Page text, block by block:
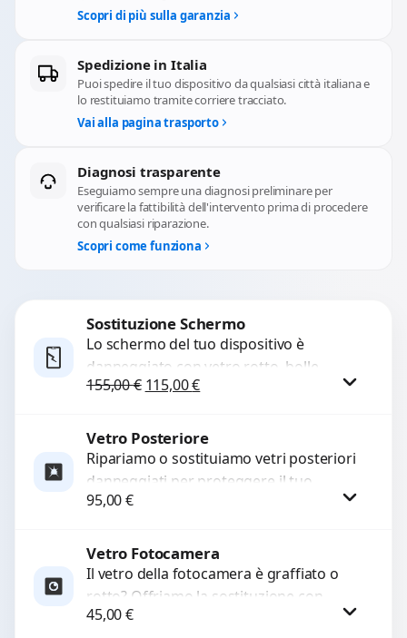
Scopri di più sulla garanzia
Spedizione in Italia
Puoi spedire il tuo dispositivo da qualsiasi città italiana e
lo restituiamo tramite corriere tracciato.
Vai alla pagina trasporto
Diagnosi trasparente
Eseguiamo sempre una diagnosi preliminare per
verificare la fattibilità dell'intervento prima di procedere
con qualsiasi riparazione.
Scopri come funziona
Sostituzione Schermo
Lo schermo del tuo dispositivo è
danneggiato con vetro rotto, bolle,
macchie, schermo nero o pixel morti?
155,00€ Il prezzo originale era: 155,00 €.
115,00€Il prezzo attuale è: 115,00 €.
Procedi
Vetro Posteriore
Ripariamo o sostituiamo vetri posteriori
danneggiati per proteggere il tuo
dispositivo e ripristinare l’estetica
qualità...
95,00€
Procedi
Vetro Fotocamera
Il vetro della fotocamera è graffiato o
rotto? Offriamo la sostituzione con
ricambi di alta qualità garantiti per 3
45,00€